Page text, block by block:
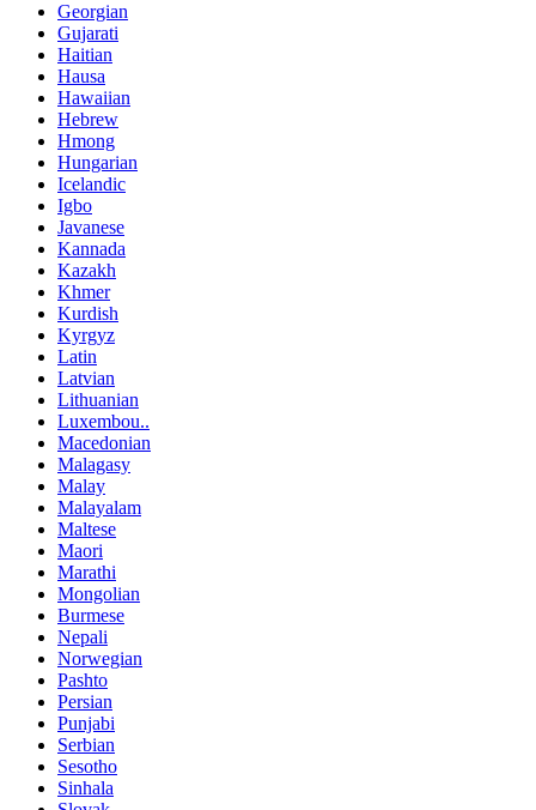
Georgian
Gujarati
Haitian
Hausa
Hawaiian
Hebrew
Hmong
Hungarian
Icelandic
Igbo
Javanese
Kannada
Kazakh
Khmer
Kurdish
Kyrgyz
Latin
Latvian
Lithuanian
Luxembou..
Macedonian
Malagasy
Malay
Malayalam
Maltese
Maori
Marathi
Mongolian
Burmese
Nepali
Norwegian
Pashto
Persian
Punjabi
Serbian
Sesotho
Sinhala